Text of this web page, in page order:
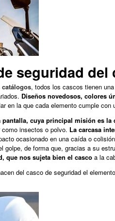
seguridad del
, todos los cascos tienen
Diseños novedosos, colores
en la que cada elemento cumple con
pantalla, cuya principal misión es la
insectos o polvo. La carcasa
ocasionado en una caída o
golpe, de forma que, gracias a su
que nos sujeta bien el casco a la
del casco de seguridad el